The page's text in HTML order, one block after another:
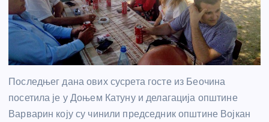
Последњег дана ових сусрета госте из Беочина
посетила је у Доњем Катуну и делагација општине
Варварин коју су чинили председник општине Војкан